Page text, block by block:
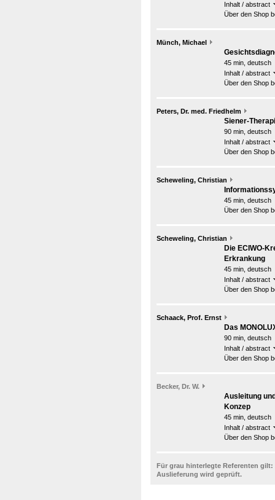
Inhalt / abstract
Über den Shop
Münch, Michael
45 min, deutsch
Inhalt / abstract
Über den Shop
Peters, Dr. med. Friedhelm
Siener-
90 min, deutsch
Inhalt / abstract
Über den Shop
Scheweling, Christian
45 min, deutsch
Über den Shop
Scheweling, Christian
Die ECIWO-
Erkrankung
45 min, deutsch
Inhalt / abstract
Über den Shop
Schaack, Prof. Ernst
Das
90 min, deutsch
Inhalt / abstract
Über den Shop
Becker, Dr. W.
Ausleitung
Konzep
45 min, deutsch
Inhalt / abstract
Über den Shop
Für grau hinterlegte Referenten gilt:
Auslieferung wird geprüft.